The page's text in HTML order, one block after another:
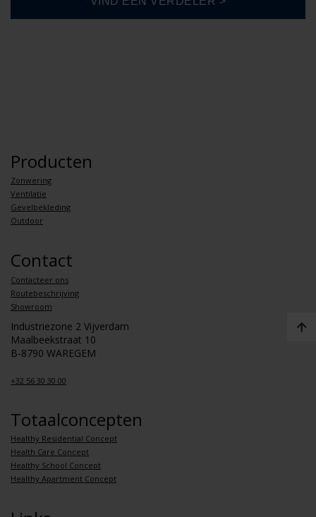
Producten
Zonwering
Ventilatie
Gevelbekleding
Outdoor
Contact
Contacteer ons
Routebeschrijving
Showroom
Industriezone 2 Vijverdam
Maalbeekstraat 10
B-8790 WAREGEM
+32 56 30 30 00
Totaalconcepten
Healthy Residential Concept
Health Care Concept
Healthy School Concept
Healthy Apartment Concept